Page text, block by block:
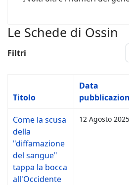
Le Schede di Ossin
Filtri
Titolo
Data
Come la scusa
della
"diffamazione
del sangue"
tappa la bocca
all'Occidente
12 Agosto 2025